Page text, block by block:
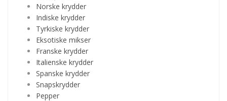
Norske krydder
Indiske krydder
Tyrkiske krydder
Eksotiske mikser
Franske krydder
Italienske krydder
Spanske krydder
Snapskrydder
Pepper